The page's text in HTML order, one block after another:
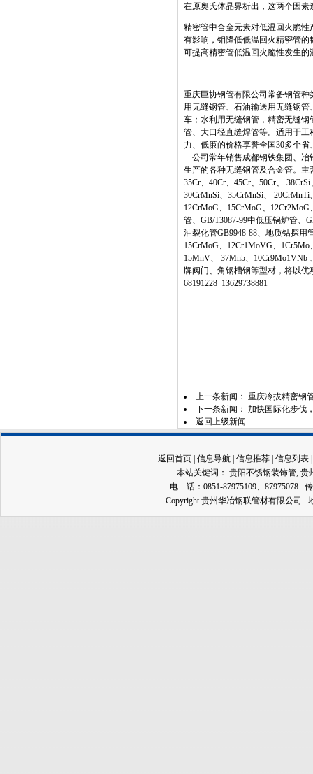
在原奥氏体晶界析出，这两个因
精密管中合金元素对低温回火脆
有影响，钼降低低温回火精密管
可提高精密管低温回火脆性发生的
重庆巨协钢管有限公司常备钢管
用无缝钢管、石油输送用无缝钢
车；水利用无缝钢管，精密无缝
管、大口径直缝焊管等。适用于
力、低廉的价格享誉全国30多个
公司常年销售成都钢铁集团、冶
生产的各种无缝钢管及合金管。主
35Cr、40Cr、45Cr、50Cr、
30CrMnSi、35CrMnSi、
12CrMoG、15CrMoG、
管、GB/T3087-99中低压锅炉管、
油裂化管GB9948-88、地质钻探用
15CrMoG、12Cr1MoVG、
15MnV、 37Mn5、10Cr9Mo1VNb
牌阀门、角钢槽钢等型材，将以
68191228 13629738881
上一条新闻： 重庆冷拔精密钢
下一条新闻： 加快国际化步伐
返回上级新闻
返回首页 | 信息导航 | 信息推荐 | 信息列表
本站关键词： 贵阳不锈钢装饰管 贵
电 话：0851-87975109、87975078
Copyright 贵州华冶钢联管材有限公